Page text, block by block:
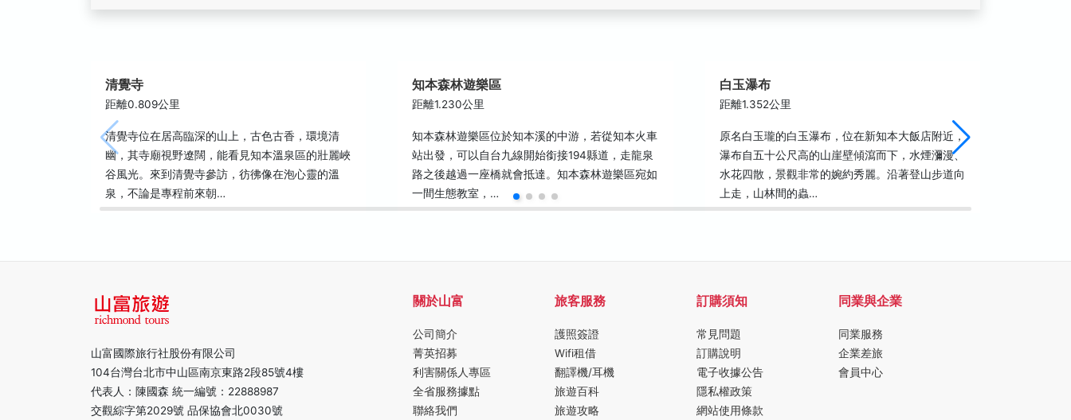
清覺寺
距離0.809公里
清覺寺位在居高臨深的山上，古色古香，環境清
幽，其寺廟視野遼闊，能看見知本溫泉區的壯麗峽
谷風光。來到清覺寺參訪，彷彿像在泡心靈的溫
泉，不論是專程前來朝…
知本森林遊樂區
距離1.230公里
知本森林遊樂區位於知本溪的中游，若從知本火車
站出發，可以自台九線開始銜接194縣道，走龍泉
路之後越過一座橋就會抵達。知本森林遊樂區宛如
一間生態教室，…
白玉瀑布
距離1.352公里
原名白玉瓏的白玉瀑布，位在新知本大飯店附近，
瀑布自五十公尺高的山崖壁傾瀉而下，水煙瀰漫、
水花四散，景觀非常的婉約秀麗。沿著登山步道向
上走，山林間的蟲…
山富國際旅行社股份有限公司
104台灣台北市中山區南京東路2段85號4樓
代表人：陳國森 統一編號：22888987
交觀綜字第2029號 品保協會北0030號
關於山富
公司簡介
菁英招募
利害關係人專區
全省服務據點
聯絡我們
旅客服務
護照簽證
Wifi租借
翻譯機/耳機
旅遊百科
旅遊攻略
訂購須知
常見問題
訂購說明
電子收據公告
隱私權政策
網站使用條款
同業與企業
同業服務
企業差旅
會員中心